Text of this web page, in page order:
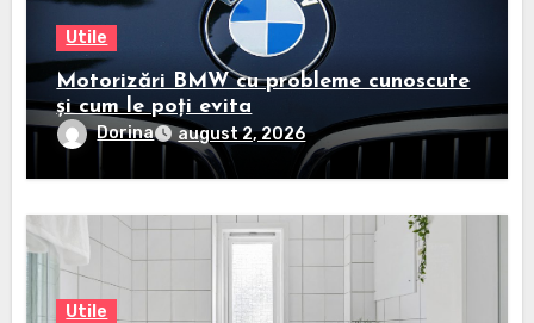
Utile
Motorizări BMW cu probleme cunoscute
și cum le poți evita
Dorina august 2, 2026
Utile